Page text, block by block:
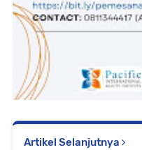
Artikel Selanjutnya